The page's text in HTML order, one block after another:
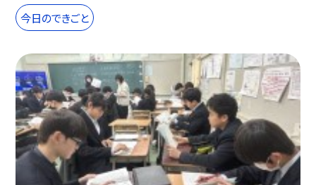
今日のできごと